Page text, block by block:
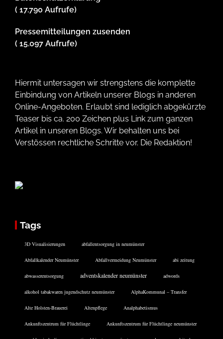
( 17.790 Aufrufe)
Pressemitteilungen zusenden
( 15.097 Aufrufe)
Hiermit untersagen wir strengstens die komplette
Einbindung von Artikeln unserer Blogs in anderen
Online-Angeboten. Erlaubt sind lediglich abgekürzte
Teaser bis ca. 200 Zeichen plus Link zum ganzen
Artikel in unseren Blogs. Wir behalten uns bei
Verstössen rechtliche Schritte vor. Die Redaktion!
Tags
3D Visualisierungen abfallentsorgung in neumünster
Abfallkalender Neumünster Abfallvermeidung Neumünster abi zeitung
abwasserentsorgung adventskalender neumünster adwords
alkohol tabakwaren jugendschutz neumünster AlphaKommunal – Transfer
Alte Holsten-Brauerei Altenpflege Analphabetismus
Ankunftszentrum für Flüchtlinge Ankunftszentrum für Flüchtlinge neumünster